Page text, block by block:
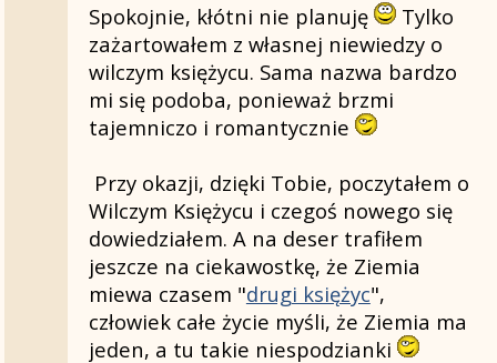
Spokojnie, kłótni nie planuję
Tylko
zażartowałem z własnej niewiedzy o
wilczym księżycu. Sama nazwa bardzo
mi się podoba, ponieważ brzmi
tajemniczo i romantycznie
Przy okazji, dzięki Tobie, poczytałem o
Wilczym Księżycu i czegoś nowego się
dowiedziałem. A na deser trafiłem
jeszcze na ciekawostkę, że Ziemia
miewa czasem "drugi księżyc",
człowiek całe życie myśli, że Ziemia ma
jeden, a tu takie niespodzianki